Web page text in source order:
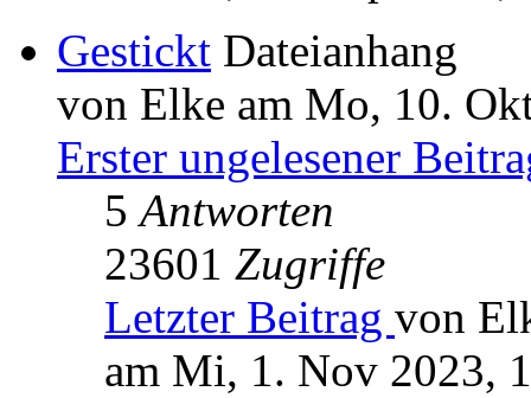
Gestickt Dateianhang
von Elke am Mo, 10.
Erster ungelesener
5Antworten
23601 Zugriffe
Letzter Beitrag von
am Mi, 1. Nov 2023,